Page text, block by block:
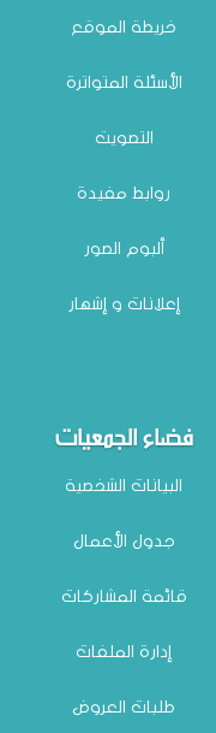
خريطة الموقع
الأسئلة المتواترة
التصويت
روابط مفيدة
ألبوم الصور
إعلانات و إشهار
فضاء الجمعيات
البيانات الشخصية
جدول الأعمال
قائمة المشاركات
إدارة الملفات
طلبات العروض